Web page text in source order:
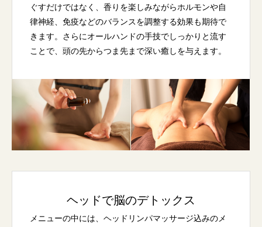
ぐすだけではなく、香りを楽しみながらホルモンや自
律神経、免疫などのバランスを調整する効果も期待で
きます。さらにオールハンドの手技でしっかりと流す
ことで、頭の先からつま先まで深い癒しを与えます。
ヘッドで脳のデトックス
メニューの中には、ヘッドリンパマッサージ込みのメ